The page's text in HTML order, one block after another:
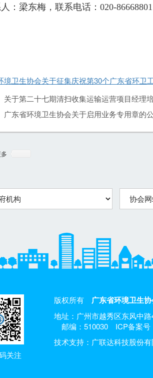
人：梁东梅，联系电话：020-
境卫生协会关于征集庆祝第30个广东省环卫
关于第二十七期清扫收集运输运营项目经理
广东省环境卫生协会关于启用业务专用章的
关注
版权所有 广东省环境卫生
地址：广州市越秀区东风中
邮编：510030
ICP备案号
技术支持：广联达科技股份